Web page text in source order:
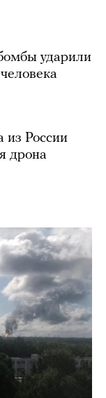
ударили
из России
дрона